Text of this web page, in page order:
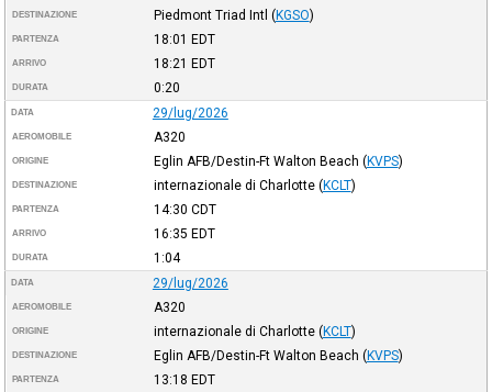
DESTINAZIONE Piedmont Triad Intl (KGSO)
PARTENZA 18:01 EDT
ARRIVO 18:21 EDT
DURATA 0:20
DATA 29/lug/2026
AEROMOBILE A320
ORIGINE Eglin AFB/Destin-Ft Walton Beach (KVPS)
DESTINAZIONE internazionale di Charlotte (KCLT)
PARTENZA 14:30 CDT
ARRIVO 16:35 EDT
DURATA 1:04
DATA 29/lug/2026
AEROMOBILE A320
ORIGINE internazionale di Charlotte (KCLT)
DESTINAZIONE Eglin AFB/Destin-Ft Walton Beach (KVPS)
PARTENZA 13:18 EDT